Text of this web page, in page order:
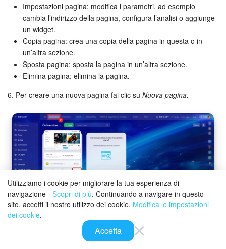
Impostazioni pagina: modifica i parametri, ad esempio
cambia l’indirizzo della pagina, configura l’analisi o aggiunge
un widget.
Copia pagina: crea una copia della pagina in questa o in
un’altra sezione.
Sposta pagina: sposta la pagina in un’altra sezione.
Elimina pagina: elimina la pagina.
6. Per creare una nuova pagina fai clic su Nuova pagina.
Utilizziamo i cookie per migliorare la tua esperienza di
navigazione - Scopri di più. Continuando a navigare in questo
sito, accetti il nostro utilizzo dei cookie. Modifica le impostazioni
dei cookie.
Accetta